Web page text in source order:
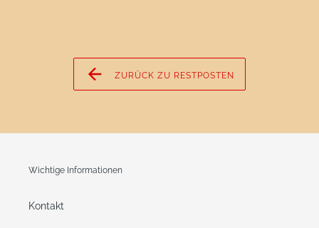
ZURÜCK ZU RESTPOSTEN
Wichtige Informationen
Kontakt